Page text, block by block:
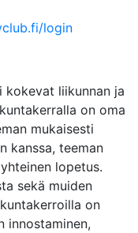
login
kokevat liikunnan ja
on oma
mukaisesti
kanssa, teeman
lopetus.
sekä muiden
on
innostaminen,